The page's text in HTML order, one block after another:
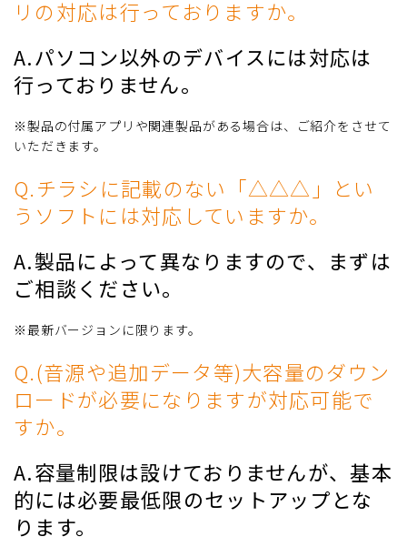
リの対応は行っておりますか。
A.パソコン以外のデバイスには対応は
行っておりません。
※製品の付属アプリや関連製品がある場合は、ご紹介をさせて
いただきます。
Q.チラシに記載のない「△△△」とい
うソフトには対応していますか。
A.製品によって異なりますので、まずは
ご相談ください。
※最新バージョンに限ります。
Q.(音源や追加データ等)大容量のダウン
ロードが必要になりますが対応可能で
すか。
A.容量制限は設けておりませんが、基本
的には必要最低限のセットアップとな
ります。